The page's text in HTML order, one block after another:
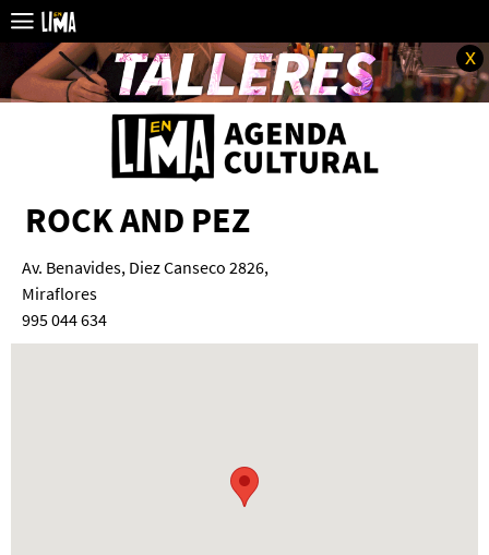
x
ROCK AND PEZ
Av. Benavides, Diez Canseco 2826,
Miraflores
995 044 634